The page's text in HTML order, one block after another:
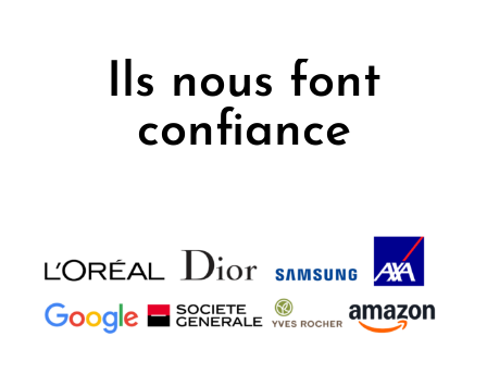
Ils nous font
confiance